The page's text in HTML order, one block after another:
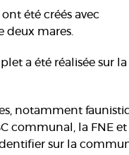
été créés avec
deux mares.
a été réalisée sur la
notamment
communal, la FNE et
sur la